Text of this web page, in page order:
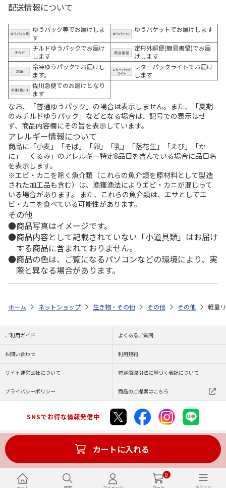
0
配送情報について
ゆうパック等でお届けしま
す
ゆうパケットでお届けします
チルドゆうパックでお届け
します
定形外郵便(簡易書留)でお届
けします
冷凍ゆうパックでお届けし
ます。
レターパックライトでお届け
します
佐川急便でのお届けとなり
ます
なお、「普通ゆうパック」の場合は表示しません。また、「夏期
のみチルドゆうパック」などとなる場合は、記号での表示はせ
ず、商品内容欄にその旨を表示しています。
アレルギー情報について
商品に「小麦」「そば」「卵」「乳」「落花生」「えび」「か
に」「くるみ」のアレルギー特定8品目を含んでいる場合に品目名
を表示します。
※エビ・カニを除く魚介類（これらの魚介類を原材料として製造
された加工品も含む）は、漁獲漁法によりエビ・カニが混じって
いる場合があります。 また、これらの魚介類は、エサとしてエ
ビ・カニを食べている可能性があります。
その他
商品写真はイメージです。
商品内容として記載されていない「小道具類」はお届け
する商品に含まれておりません。
商品の色は、ご覧になるパソコンなどの環境により、実
際と異なる場合があります。
カートに入れる
ホーム ネットショップ 生き物・その他 その他 その他 軽量
ご利用ガイド よくあるご質問
お問い合わせ 利用規約
サイト運営会社について 特定商取引法に基づく表記について
プライバシーポリシー 商品のご提案はこちら
SNSでお得な情報発信中